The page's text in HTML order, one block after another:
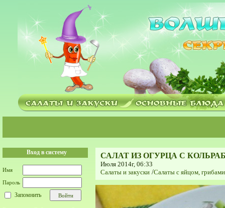
Вход в систему
Имя
Пароль
Запомнить
САЛАТ ИЗ ОГУРЦА С
Июля 2014г, 06:33
Салаты и закуски /Салаты с яйцом,